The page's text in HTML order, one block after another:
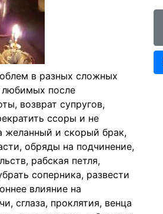
в разных сложных
любимых после
возврат супругов,
ссоры и не
желанный и скорый брак,
обряды на подчинение,
рабская петля,
соперника, развести
влияние на
сглаза, проклятия, венца